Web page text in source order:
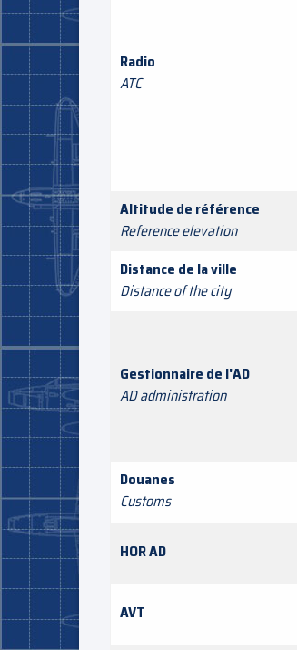
Radio
ATC
Altitude de référence
Reference elevation
Distance de la ville
Distance of the city
Gestionnaire de l'AD
AD administration
Douanes
Customs
HOR AD
AVT